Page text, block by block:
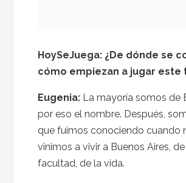
HoySeJuega: ¿De dónde se
cómo empiezan a jugar este
Eugenia: La mayoría somos de
por eso el nombre. Después,
que fuimos conociendo cuando
vinimos a vivir a Buenos Aires,
facultad, de la vida.